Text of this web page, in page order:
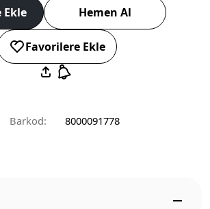
Ekle Hemen Al
Favorilere Ekle
Barkod: 8000091778